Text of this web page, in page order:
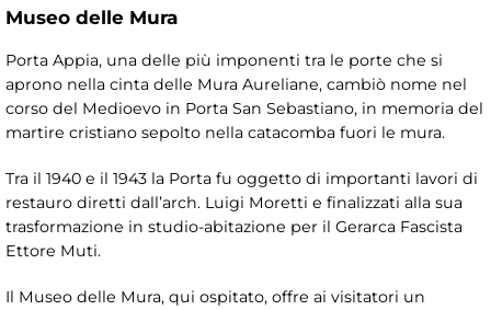
Museo delle Mura
Porta Appia, una delle più imponenti tra le porte che si
aprono nella cinta delle Mura Aureliane, cambiò nome nel
corso del Medioevo in Porta San Sebastiano, in memoria del
martire cristiano sepolto nella catacomba fuori le mura.
Tra il 1940 e il 1943 la Porta fu oggetto di importanti lavori di
restauro diretti dall’arch. Luigi Moretti e finalizzati alla sua
trasformazione in studio-abitazione per il Gerarca Fascista
Ettore Muti.
Il Museo delle Mura, qui ospitato, offre ai visitatori un